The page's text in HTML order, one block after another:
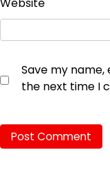
Save my
the next time I